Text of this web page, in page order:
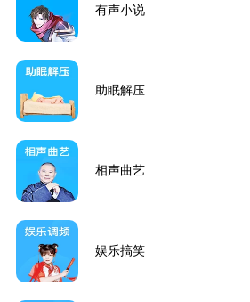
有声小说
助眠解压
相声曲艺
娱乐搞笑